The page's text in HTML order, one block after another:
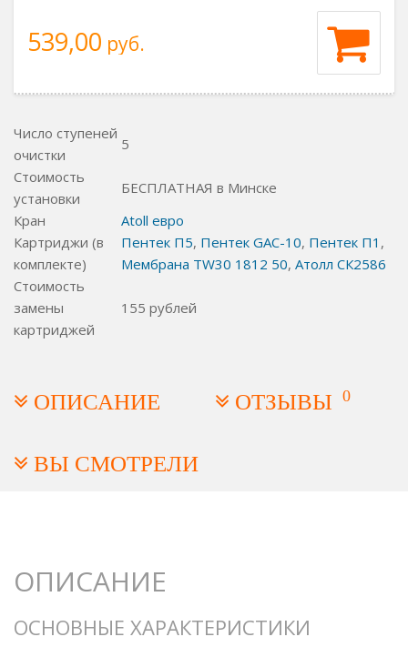
539,00 руб.
Число ступеней
очистки
5
Стоимость
установки
БЕСПЛАТНАЯ в Минске
Кран
Atoll евро
Картриджи (в
комплекте)
Пентек П5, Пентек GAC-10, Пентек П1 ,
Мембрана TW30 1812 50, Атолл СК2586
Стоимость
замены
картриджей
155 рублей
ОПИСАНИЕ ОТЗЫВЫ 0
ВЫ СМОТРЕЛИ
ОПИСАНИЕ
ОСНОВНЫЕ ХАРАКТЕРИСТИКИ